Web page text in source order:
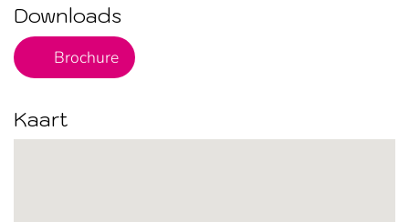
Downloads
PDF Bestand
Brochure
Kaart